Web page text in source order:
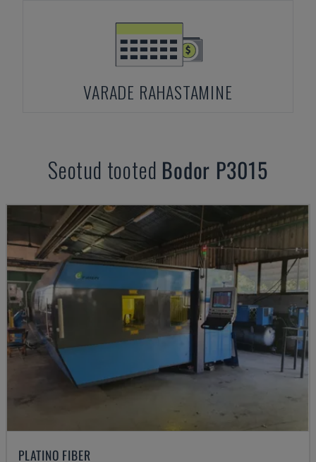
VARADE RAHASTAMINE
Seotud tooted Bodor P3015
PLATINO FIBER